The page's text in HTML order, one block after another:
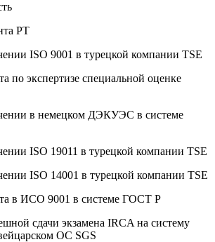
РТ
ISO 9001 в турецкой компании TSE
по экспертизе специальной оценке
в немецком ДЭКУЭС в системе
ISO 19011 в турецкой компании TSE
ISO 14001 в турецкой компании TSE
в ИСО 9001 в системе ГОСТ Р
сдачи экзамена IRCA на систему
ОС SGS